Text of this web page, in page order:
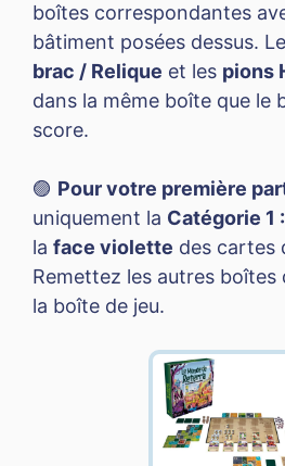
boîtes correspondantes
bâtiment posées dessus.
brac / Relique et les pions
dans la même boîte que le
score.
🟣 Pour votre première
uniquement la Catégorie 1
la face violette des cartes
Remettez les autres boîtes
la boîte de jeu.